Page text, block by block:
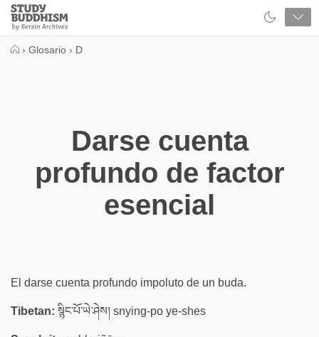
Close
Study
Buddhism
› Glosario › D
Darse cuenta
profundo de factor
esencial
El darse cuenta profundo impoluto de un buda.
Tibetan: སྙིང་པོ་ཡེ་ཤེས། snying-po ye-shes